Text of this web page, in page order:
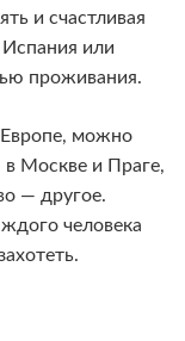
и счастливая
или
проживания.
Европе, можно
в Москве и Праге,
— другое.
человека